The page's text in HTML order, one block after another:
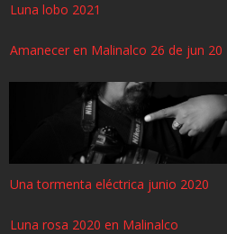
Luna lobo 2021
Amanecer en Malinalco 26 de jun 20
Una tormenta eléctrica junio 2020
Luna rosa 2020 en Malinalco